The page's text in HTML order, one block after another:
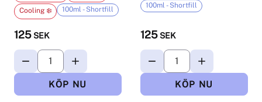
125 SEK
Cooling ❄️
100ml - Shortfill
125 SEK
100ml - Shortfill